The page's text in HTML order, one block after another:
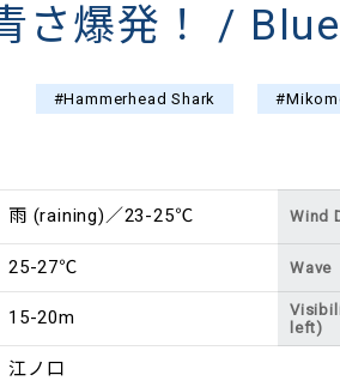
さ爆発！ /
#Hammerhead Shark
雨 (raining)／23-25℃ Wind
25-27℃ Wave
15-20m
left)
江ノ口